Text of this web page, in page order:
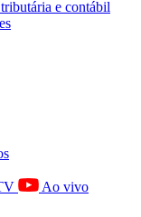
e contábil
Ao vivo